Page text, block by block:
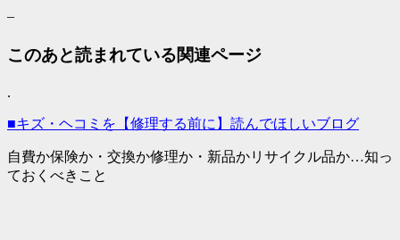
–
このあと読まれている関連ページ
.
■キズ・ヘコミを【修理する前に】読んでほしいブログ
自費か保険か・交換か修理か・新品かリサイクル品か…知っ
ておくべきこと